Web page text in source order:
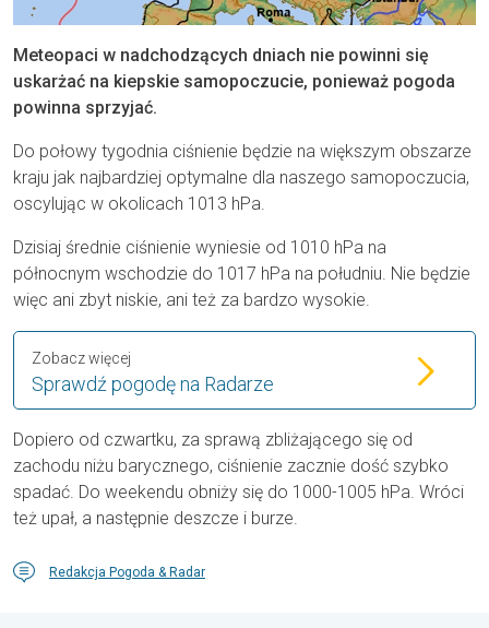
Meteopaci w nadchodzących dniach nie powinni się
uskarżać na kiepskie samopoczucie, ponieważ pogoda
powinna sprzyjać.
Do połowy tygodnia ciśnienie będzie na większym obszarze
kraju jak najbardziej optymalne dla naszego samopoczucia,
oscylując w okolicach 1013 hPa.
Dzisiaj średnie ciśnienie wyniesie od 1010 hPa na
północnym wschodzie do 1017 hPa na południu. Nie będzie
więc ani zbyt niskie, ani też za bardzo wysokie.
Sprawdź pogodę na Radarze
Zobacz więcej
Dopiero od czwartku, za sprawą zbliżającego się od
zachodu niżu barycznego, ciśnienie zacznie dość szybko
spadać. Do weekendu obniży się do 1000-1005 hPa. Wróci
też upał, a następnie deszcze i burze.
Redakcja Pogoda & Radar